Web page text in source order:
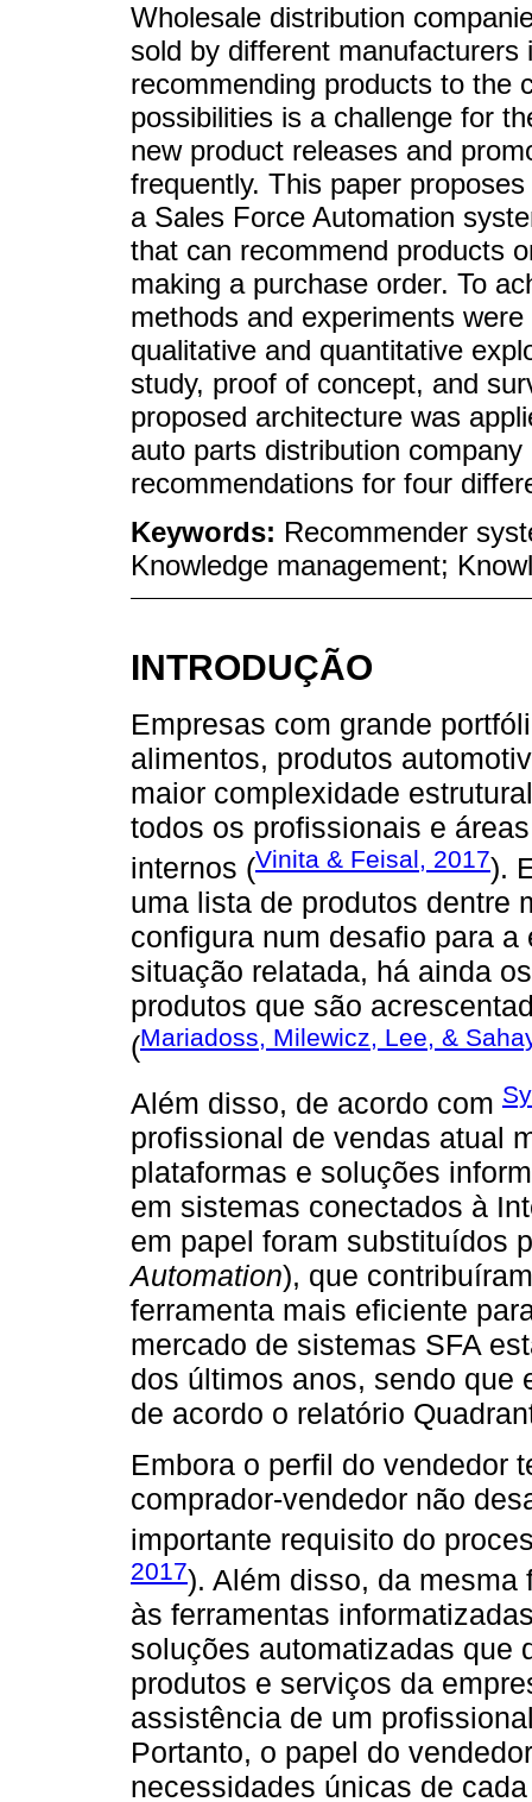
Wholesale distribution
sold by different
recommending products to the
possibilities is a challenge for
new product releases and
frequently. This paper
a Sales Force Automation
that can recommend products
making a purchase order. To
methods and experiments
qualitative and quantitative
study, proof of concept, and
proposed architecture was
auto parts distribution
recommendations for four
Keywords: Recommender
Knowledge management;
INTRODUÇÃO
Empresas com grande
alimentos, produtos
maior complexidade
todos os profissionais e
internos (Vinita & Feisal, 2017).
uma lista de produtos dentre
configura num desafio para
situação relatada, há ainda
produtos que são
(Mariadoss, Milewicz, Lee, &
Além disso, de acordo com
profissional de vendas atual
plataformas e soluções
em sistemas conectados à
em papel foram substituídos
Automation), que
ferramenta mais eficiente
mercado de sistemas SFA
dos últimos anos, sendo que
de acordo o relatório
Embora o perfil do vendedor
comprador-vendedor não
importante requisito do
2017). Além disso, da mesma
às ferramentas
soluções automatizadas que
produtos e serviços da
assistência de um
Portanto, o papel do
necessidades únicas de